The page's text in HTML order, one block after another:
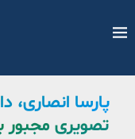
پارسا انصاری،‌
تصویری مجبور